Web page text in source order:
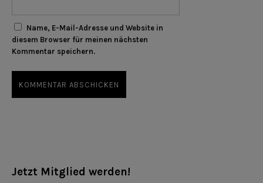
Name, E-Mail-Adresse und Website in
diesem Browser für meinen nächsten
Kommentar speichern.
Jetzt Mitglied werden!